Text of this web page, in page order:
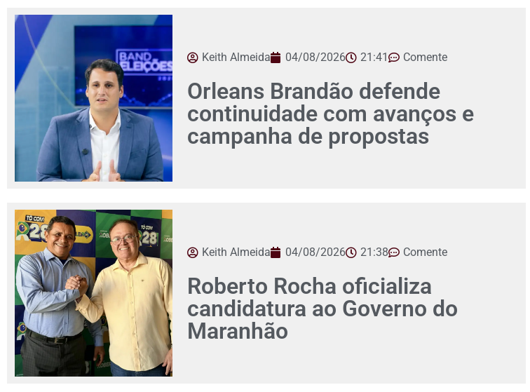
Keith Almeida 04/08/2026 21:41 Comente
Orleans Brandão defende
continuidade com avanços e
campanha de propostas
Keith Almeida 04/08/2026 21:38 Comente
Roberto Rocha oficializa
candidatura ao Governo do
Maranhão